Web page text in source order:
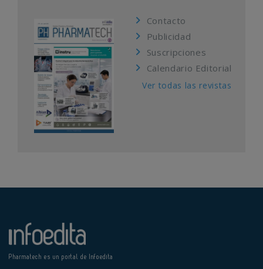
Contacto
Publicidad
Suscripciones
Calendario Editorial
Ver todas las revistas
Pharmatech es un portal de Infoedita